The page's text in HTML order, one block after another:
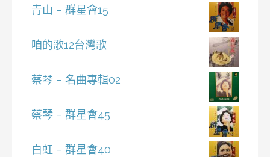
青山 – 群星會15
咱的歌12台灣歌
蔡琴 – 名曲專輯02
蔡琴 – 群星會45
白虹 – 群星會40